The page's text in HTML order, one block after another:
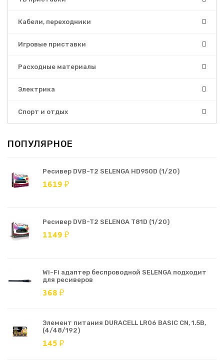
Кабели, переходники
Игровые приставки
Расходные материалы
Электрика
Спорт и отдых
ПОПУЛЯРНОЕ
Ресивер DVB-T2 SELENGA HD950D (1/20)
1619 ₽
Ресивер DVB-T2 SELENGA T81D (1/20)
1149 ₽
Wi-Fi адаптер беспроводной SELENGA подходит
для ресиверов
368 ₽
Элемент питания DURACELL LR06 BASIC CN, 1.5В,
(4/48/192)
145 ₽